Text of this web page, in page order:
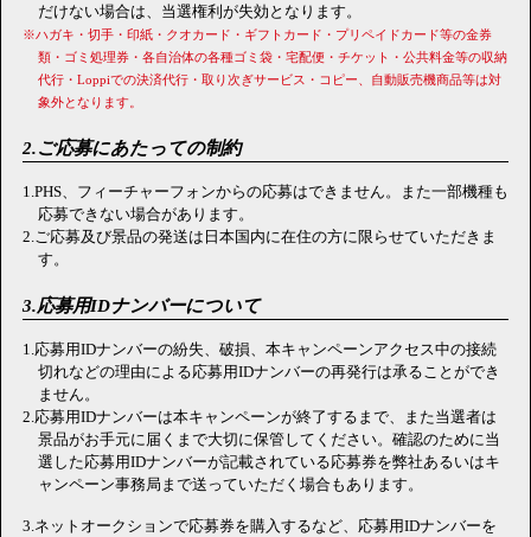
だけない場合は、当選権利が失効となります。
※ハガキ・切手・印紙・クオカード・ギフトカード・プリペイドカード等の金券
類・ゴミ処理券・各自治体の各種ゴミ袋・宅配便・チケット・公共料金等の収納
代行・Loppiでの決済代行・取り次ぎサービス・コピー、自動販売機商品等は対
象外となります。
2.ご応募にあたっての制約
1.PHS、フィーチャーフォンからの応募はできません。また一部機種も
応募できない場合があります。
2.ご応募及び景品の発送は日本国内に在住の方に限らせていただきま
す。
3.応募用IDナンバーについて
1.応募用IDナンバーの紛失、破損、本キャンペーンアクセス中の接続
切れなどの理由による応募用IDナンバーの再発行は承ることができ
ません。
2.応募用IDナンバーは本キャンペーンが終了するまで、また当選者は
景品がお手元に届くまで大切に保管してください。確認のために当
選した応募用IDナンバーが記載されている応募券を弊社あるいはキ
ャンペーン事務局まで送っていただく場合もあります。
3.ネットオークションで応募券を購入するなど、応募用IDナンバーを